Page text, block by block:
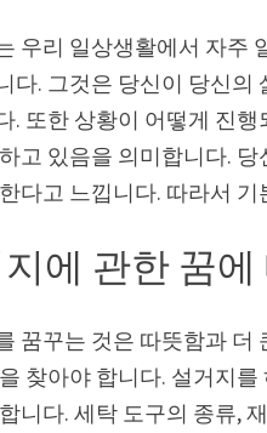
우리 일상생활에서 자주
다. 그것은 당신이 당신의
. 또한 상황이 어떻게 진
고 있음을 의미합니다.
다고 느낍니다. 따라서
에 관한 꿈
꿈꾸는 것은 따뜻함과 더
찾아야 합니다. 설거지
니다. 세탁 도구의 종류,